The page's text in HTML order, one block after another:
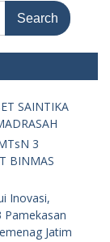
SAINTIKA
3
BINMAS
Inovasi,
Pamekasan
Jatim